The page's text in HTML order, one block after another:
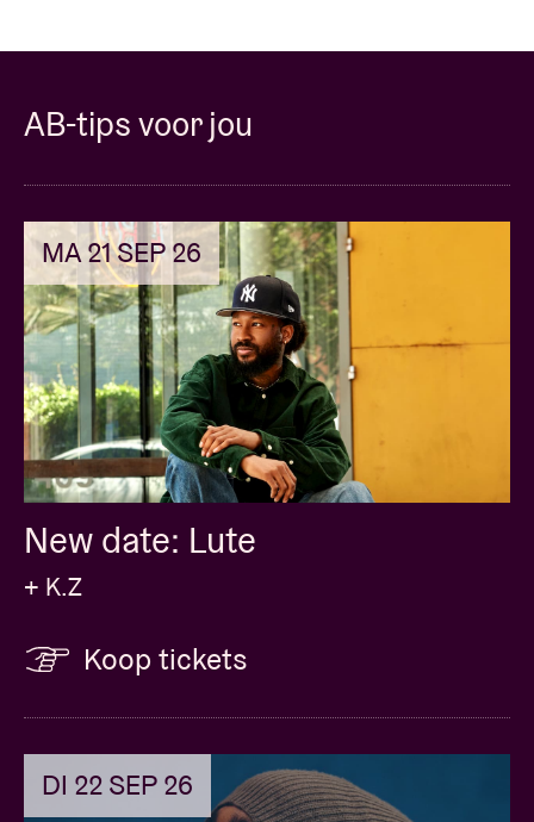
AB-tips voor jou
MA 21 SEP 26
New date: Lute
+ K.Z
Koop tickets
DI 22 SEP 26